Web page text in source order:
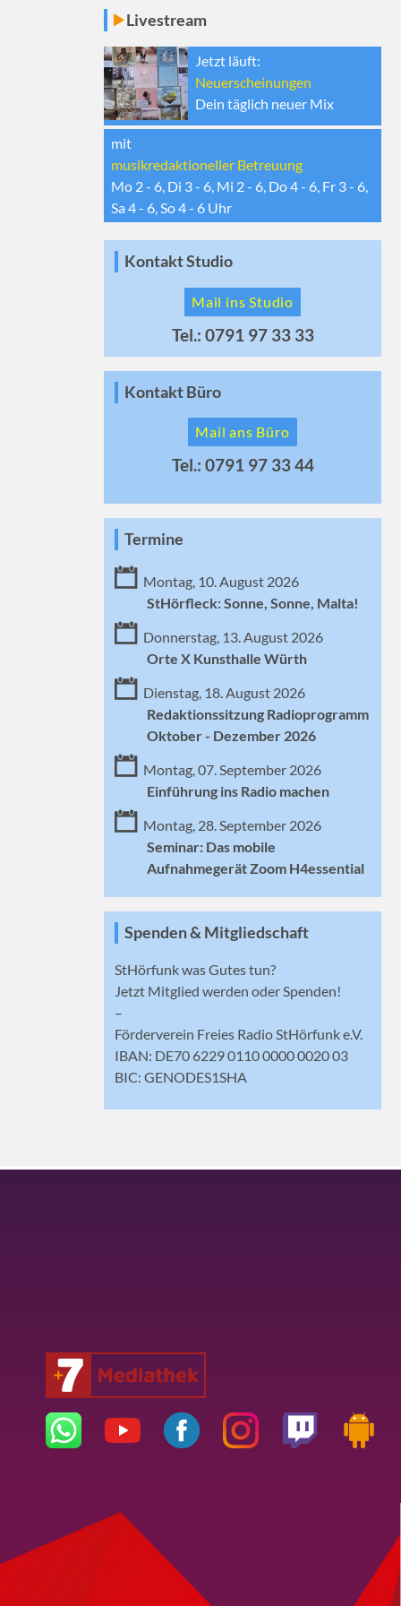
Livestream
Jetzt läuft:
Neuerscheinungen
Dein täglich neuer Mix
mit
musikredaktioneller Betreuung
Mo 2 - 6, Di 3 - 6, Mi 2 - 6, Do 4 - 6, Fr 3 - 6,
Sa 4 - 6, So 4 - 6 Uhr
Kontakt Studio
Mail ins Studio
Tel.: 0791 97 33 33
Kontakt Büro
Mail ans Büro
Tel.: 0791 97 33 44
Termine
Montag, 10. August 2026
StHörfleck: Sonne, Sonne, Malta!
Donnerstag, 13. August 2026
Orte X Kunsthalle Würth
Dienstag, 18. August 2026
Redaktionssitzung Radioprogramm
Oktober - Dezember 2026
Montag, 07. September 2026
Einführung ins Radio machen
Montag, 28. September 2026
Seminar: Das mobile
Aufnahmegerät Zoom H4essential
Spenden & Mitgliedschaft
StHörfunk was Gutes tun?
Jetzt Mitglied werden oder Spenden!
–
Förderverein Freies Radio StHörfunk e.V.
IBAN: DE70 6229 0110 0000 0020 03
BIC: GENODES1SHA